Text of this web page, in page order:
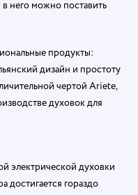
него можно поставить
продукты:
дизайн и простоту
чертой Ariete,
духовок для
электрической духовки
достигается гораздо